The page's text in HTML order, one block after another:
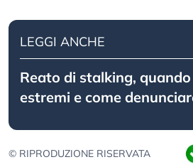
LEGGI ANCHE
Reato di stalking,
estremi e come
© RIPRODUZIONE RISERVATA